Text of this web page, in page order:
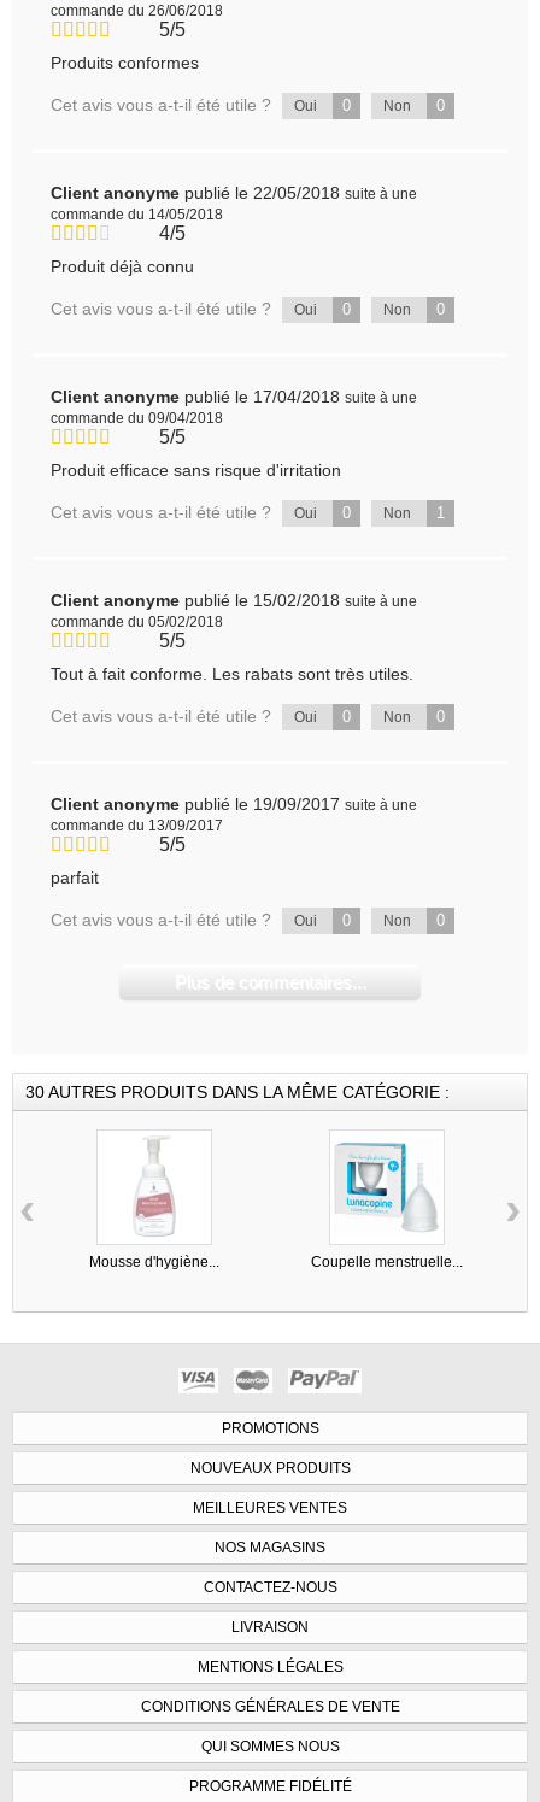
commande du 26/06/2018
5/5
Produits conformes
Cet avis vous a-t-il été utile ? Oui 0 Non 0
Client anonyme publié le 22/05/2018 suite à une
commande du 14/05/2018
4/5
Produit déjà connu
Cet avis vous a-t-il été utile ? Oui 0 Non 0
Client anonyme publié le 17/04/2018 suite à une
commande du 09/04/2018
5/5
Produit efficace sans risque d'irritation
Cet avis vous a-t-il été utile ? Oui 0 Non 1
Client anonyme publié le 15/02/2018 suite à une
commande du 05/02/2018
5/5
Tout à fait conforme. Les rabats sont très utiles.
Cet avis vous a-t-il été utile ? Oui 0 Non 0
Client anonyme publié le 19/09/2017 suite à une
commande du 13/09/2017
5/5
parfait
Cet avis vous a-t-il été utile ? Oui 0 Non 0
30 AUTRES PRODUITS DANS LA MÊME CATÉGORIE :
Mousse d'hygiène... Coupelle menstruelle...
‹ ›
PROMOTIONS
NOUVEAUX PRODUITS
MEILLEURES VENTES
NOS MAGASINS
CONTACTEZ-NOUS
LIVRAISON
MENTIONS LÉGALES
CONDITIONS GÉNÉRALES DE VENTE
QUI SOMMES NOUS
PROGRAMME FIDÉLITÉ